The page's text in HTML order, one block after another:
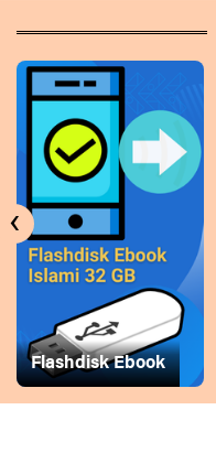
Flashdisk Ebook
‹